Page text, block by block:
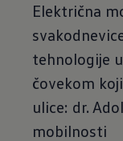
Električna
tehnologije
čovekom
ulice: dr.
mobilnosti